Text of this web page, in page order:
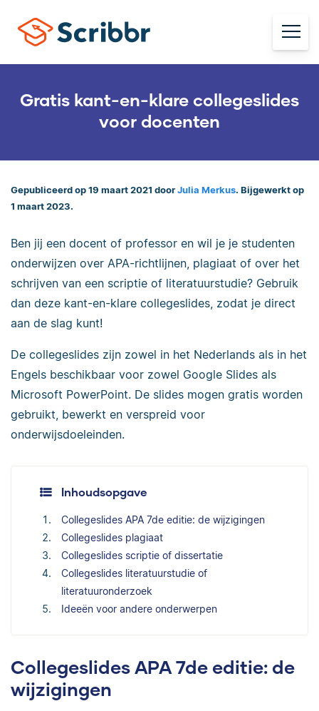
Gratis kant-en-klare collegeslides
voor docenten
Gepubliceerd op 19 maart 2021 door Julia Merkus. Bijgewerkt op
1 maart 2023.
Ben jij een docent of professor en wil je je studenten
onderwijzen over APA-richtlijnen, plagiaat of over het
schrijven van een scriptie of literatuurstudie? Gebruik
dan deze kant-en-klare collegeslides, zodat je direct
aan de slag kunt!
De collegeslides zijn zowel in het Nederlands als in het
Engels beschikbaar voor zowel Google Slides als
Microsoft PowerPoint. De slides mogen gratis worden
gebruikt, bewerkt en verspreid voor
onderwijsdoeleinden.
Inhoudsopgave
Collegeslides APA 7de editie: de wijzigingen
Collegeslides plagiaat
Collegeslides scriptie of dissertatie
Collegeslides literatuurstudie of
literatuuronderzoek
Ideeën voor andere onderwerpen
Collegeslides APA 7de editie: de
wijzigingen